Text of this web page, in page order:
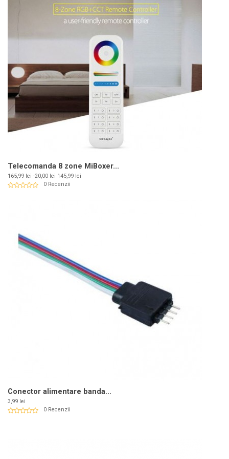
Telecomanda 8 zone MiBoxer...
Pret
de
165,99 lei -20,00 lei Pret
145,99 lei
0 Recenzii
Conector alimentare banda...
Pret
3,99 lei
0 Recenzii